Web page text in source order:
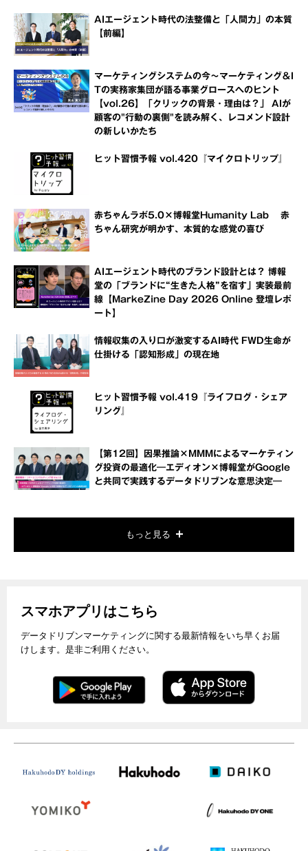
AIエージェント時代の法整備と「人間力」の本質
【前編】
マーケティングシステムの今～マーケティング＆I
Tの実務家集団が語る事業グロースへのヒント
【vol.26】「クリックの背景・理由は？」 AIが
顧客の"行動の裏側"を読み解く、レコメンド設計
の新しいかたち
ヒット習慣予報 vol.420『マイクロトリップ』
赤ちゃんラボ5.0×博報堂Humanity Lab 赤
ちゃん研究が明かす、本質的な感覚の喜び
AIエージェント時代のブランド設計とは？ 博報
堂の「ブランドに“生きた人格”を宿す」実装最前
線【MarkeZine Day 2026 Online 登壇レポ
ート】
情報収集の入り口が激変するAI時代 FWD生命が
仕掛ける「認知形成」の現在地
ヒット習慣予報 vol.419『ライフログ・シェア
リング』
【第12回】因果推論×MMMによるマーケティン
グ投資の最適化―エディオン×博報堂がGoogle
と共同で実践するデータドリブンな意思決定―
もっと見る
スマホアプリはこちら
データドリブンマーケティングに関する最新情報をいち早くお届
けします。是非ご利用ください。